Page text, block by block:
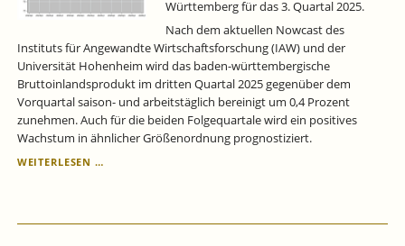
Württemberg für das 3. Quartal 2025.
Nach dem aktuellen Nowcast des
Instituts für Angewandte Wirtschaftsforschung (IAW) und der
Universität Hohenheim wird das baden-württembergische
Bruttoinlandsprodukt im dritten Quartal 2025 gegenüber dem
Vorquartal saison- und arbeitstäglich bereinigt um 0,4 Prozent
zunehmen. Auch für die beiden Folgequartale wird ein positives
Wachstum in ähnlicher Größenordnung prognostiziert.
WEITERLESEN …
VERHALTEN